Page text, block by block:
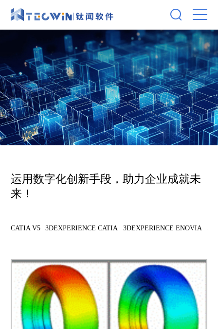
运用数字化创新手段，助力企业成就未
来！
CATIA V5 3DEXPERIENCE CATIA 3DEXPERIENCE ENOVIA